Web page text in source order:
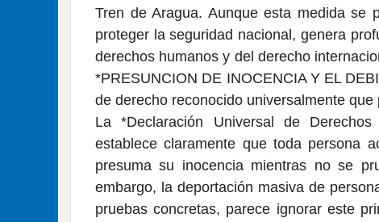
Tren de Aragua. Aunque esta medida se
proteger la seguridad nacional, genera
derechos humanos y del derecho
*PRESUNCION DE INOCENCIA Y EL
de derecho reconocido universalmente
La *Declaración Universal de
establece claramente que toda persona
presuma su inocencia mientras no se
embargo, la deportación masiva de
pruebas concretas, parece ignorar este